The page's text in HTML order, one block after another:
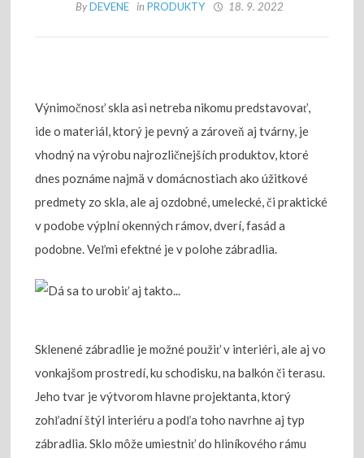
ByDEVENE in PRODUKTY 18. 9. 2022
Výnimočnosť skla asi netreba nikomu predstavovať,
ide o materiál, ktorý je pevný a zároveň aj tvárny, je
vhodný na výrobu najrozličnejších produktov, ktoré
dnes poznáme najmä v domácnostiach ako úžitkové
predmety zo skla, ale aj ozdobné, umelecké, či praktické
v podobe výplní okenných rámov, dverí, fasád a
podobne. Veľmi efektné je v polohe zábradlia.
Sklenené zábradlie je možné použiť v interiéri, ale aj vo
vonkajšom prostredí, ku schodisku, na balkón či terasu.
Jeho tvar je výtvorom hlavne projektanta, ktorý
zohľadní štýl interiéru a podľa toho navrhne aj typ
zábradlia. Sklo môže umiestniť do hliníkového rámu